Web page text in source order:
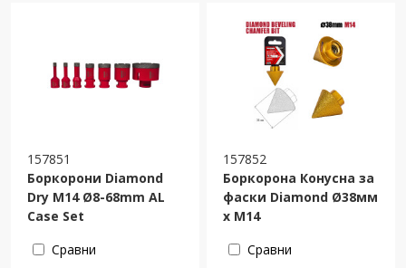
157851
Боркорони Diamond
Dry M14 Ø8-68mm AL
Case Set
Сравни
157852
Боркорона Конусна за
фаски Diamond Ø38мм
x M14
Сравни